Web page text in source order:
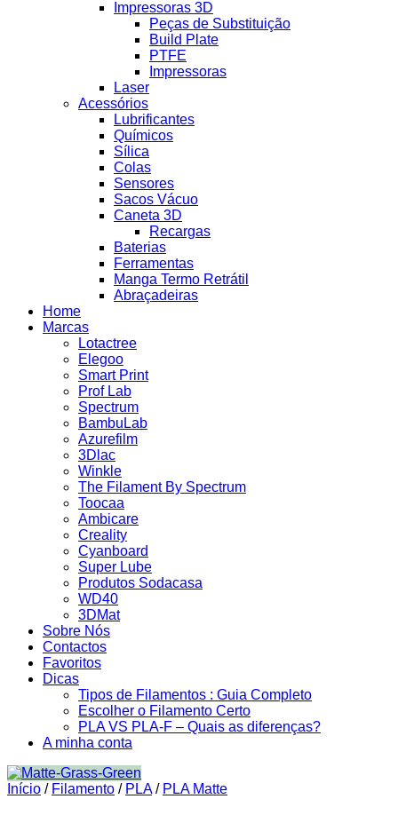
Impressoras 3D
Peças de Substituição
Build Plate
PTFE
Impressoras
Laser
Acessórios
Lubrificantes
Químicos
Sílica
Colas
Sensores
Sacos Vácuo
Caneta 3D
Recargas
Baterias
Ferramentas
Manga Termo Retrátil
Abraçadeiras
Home
Marcas
Lotactree
Elegoo
Smart Print
Prof Lab
Spectrum
BambuLab
Azurefilm
3Dlac
Winkle
The Filament By Spectrum
Toocaa
Ambicare
Creality
Cyanboard
Super Lube
Produtos Sodacasa
WD40
3DMat
Sobre Nós
Contactos
Favoritos
Dicas
Tipos de Filamentos : Guia Completo
Escolher o Filamento Certo
PLA VS PLA-F – Quais as diferenças?
A minha conta
Início / Filamento / PLA / PLA Matte